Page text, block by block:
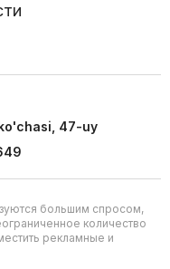
47-uy
большим спросом,
количество
рекламные и